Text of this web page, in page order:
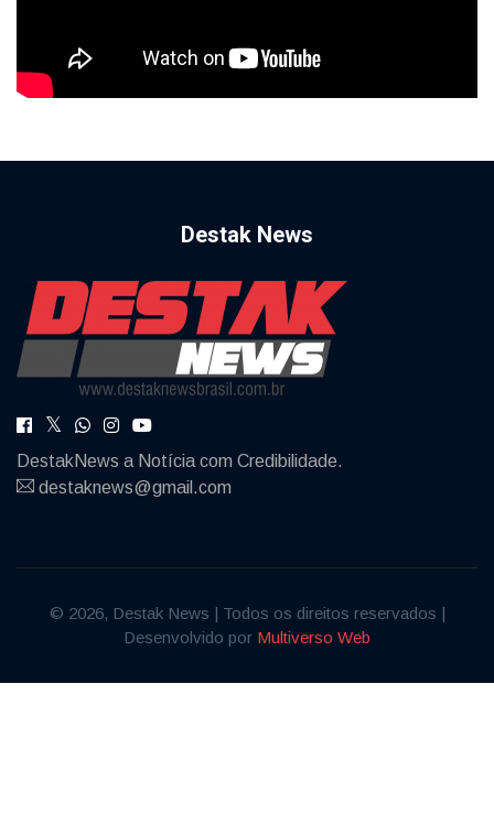
Destak News
DestakNews a Notícia com Credibilidade.
destaknews@gmail.com
© 2026, Destak News | Todos os direitos reservados |
Desenvolvido por Multiverso Web